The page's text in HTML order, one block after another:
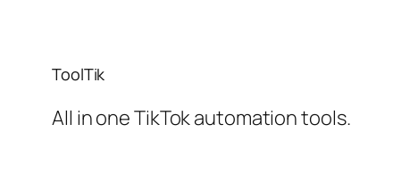
ToolTik
All in one TikTok automation tools.